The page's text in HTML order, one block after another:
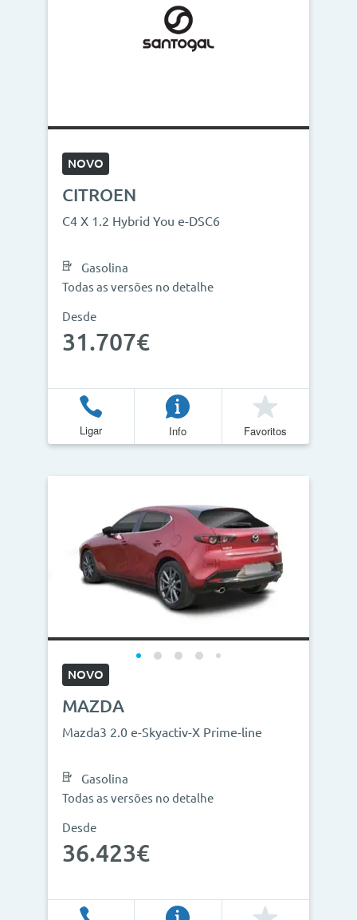
NOVO
CITROEN
C4 X 1.2 Hybrid You e-DSC6
Gasolina
Todas as versões no detalhe
Desde
31.707€
Ligar Info Favoritos
NOVO
MAZDA
Mazda3 2.0 e-Skyactiv-X Prime-line
Gasolina
Todas as versões no detalhe
Desde
36.423€